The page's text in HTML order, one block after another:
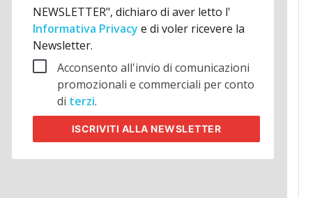
NEWSLETTER", dichiaro di aver letto l'
Informativa Privacy e di voler ricevere la
Newsletter.
Acconsento all'invio di comunicazioni
promozionali e commerciali per conto
di terzi.
ISCRIVITI ALLA NEWSLETTER